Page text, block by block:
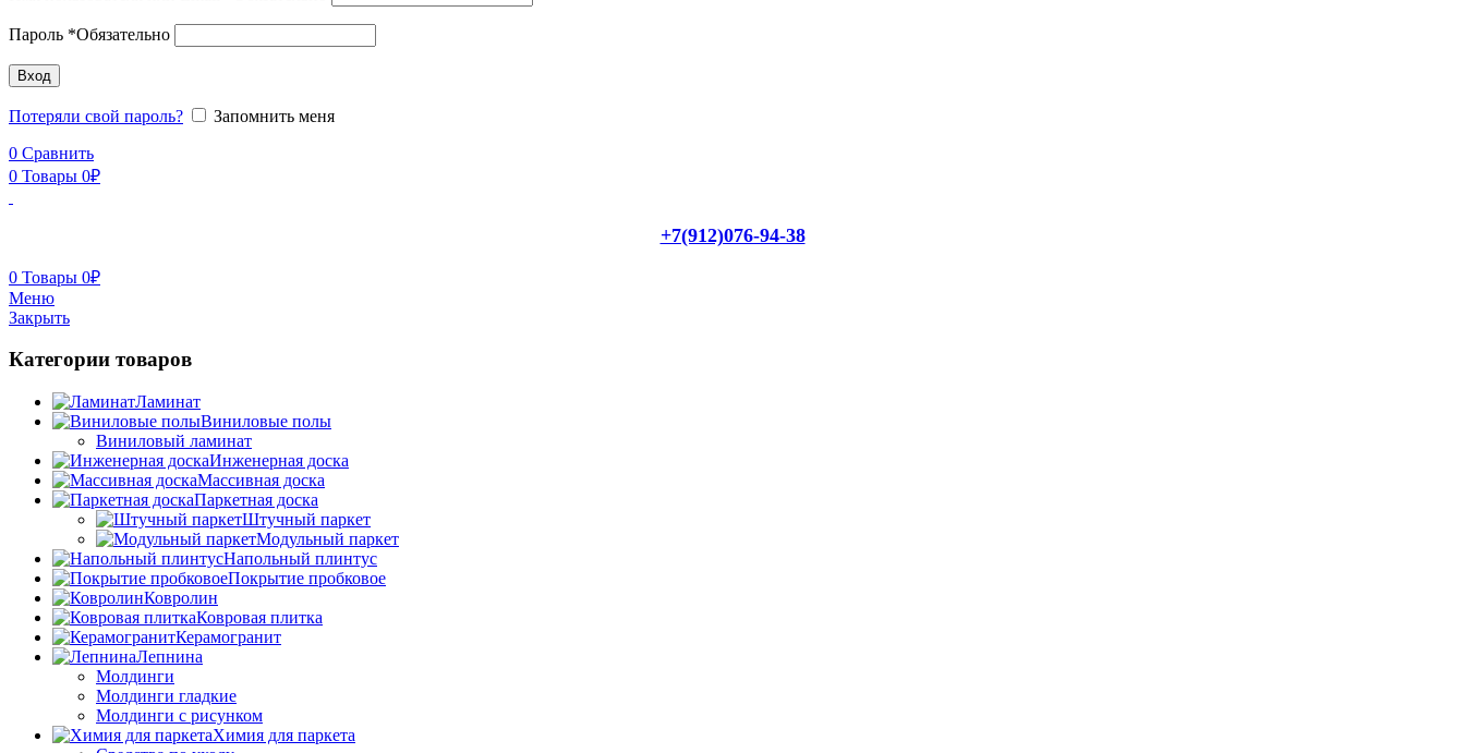
Пароль *Обязательно
Вход
Потеряли свой пароль?
Запомнить меня
0 Сравнить
0 Товары 0₽
+7(912)076-94-38
0 Товары 0₽
Меню
Закрыть
Категории товаров
Ламинат
Виниловые полы
Виниловый ламинат
Инженерная доска
Массивная доска
Паркетная доска
Штучный паркет
Модульный паркет
Напольный плинтус
Покрытие пробковое
Ковролин
Ковровая плитка
Керамогранит
Лепнина
Молдинги
Молдинги гладкие
Молдинги с рисунком
Химия для паркета